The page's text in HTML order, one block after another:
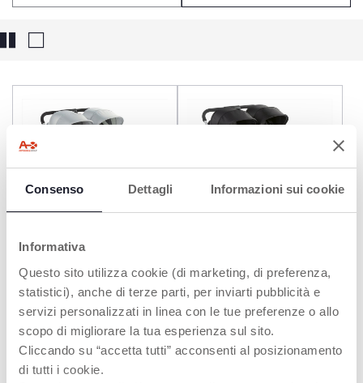
Consenso Dettagli Informazioni sui cookie
Informativa
Questo sito utilizza cookie (di marketing, di preferenza,
statistici), anche di terze parti, per inviarti pubblicità e
servizi personalizzati in linea con le tue preferenze o allo
scopo di migliorare la tua esperienza sul sito.
Cliccando su “accetta tutti” acconsenti al posizionamento
di tutti i cookie.
OHlalà Twin OHlalà Twin
PASSEGGINI CHICCO, IL MEZZO DI
TRASPORTO SU MISURA DI NEONATO